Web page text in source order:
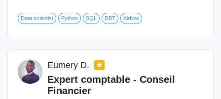
Data scientist Python SQL DBT Airflow
Eumery D.
Expert comptable - Conseil
Financier